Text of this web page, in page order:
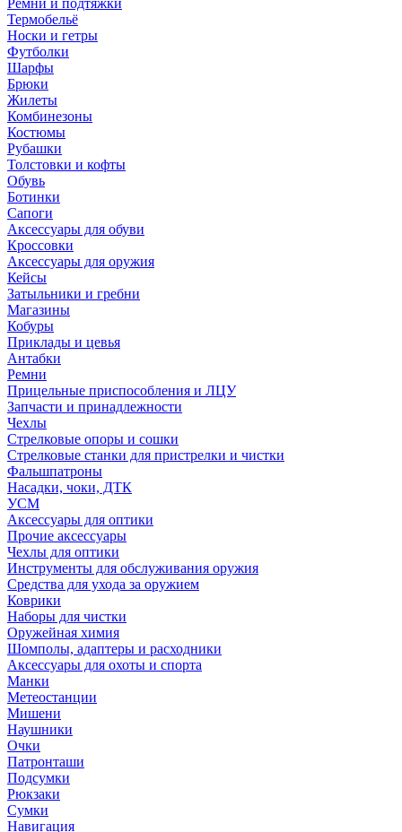
Ремни и подтяжки
Термобельё
Носки и гетры
Футболки
Шарфы
Брюки
Жилеты
Комбинезоны
Костюмы
Рубашки
Толстовки и кофты
Обувь
Ботинки
Сапоги
Аксессуары для обуви
Кроссовки
Аксессуары для оружия
Кейсы
Затыльники и гребни
Магазины
Кобуры
Приклады и цевья
Антабки
Ремни
Прицельные приспособления и ЛЦУ
Запчасти и принадлежности
Чехлы
Стрелковые опоры и сошки
Стрелковые станки для пристрелки и чистки
Фальшпатроны
Насадки, чоки, ДТК
УСМ
Аксессуары для оптики
Прочие аксессуары
Чехлы для оптики
Инструменты для обслуживания оружия
Средства для ухода за оружием
Коврики
Наборы для чистки
Оружейная химия
Шомполы, адаптеры и расходники
Аксессуары для охоты и спорта
Манки
Метеостанции
Мишени
Наушники
Очки
Патронташи
Подсумки
Рюкзаки
Сумки
Навигация